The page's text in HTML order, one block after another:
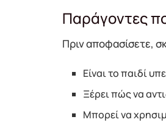
Παράγοντες
Πριν αποφασίσετε,
Είναι το παιδί
Ξέρει πώς να
Μπορεί να